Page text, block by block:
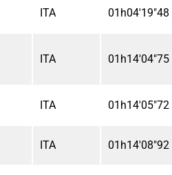
ITA 01h04'19"48
ITA 01h14'04"75
ITA 01h14'05"72
ITA 01h14'08"92